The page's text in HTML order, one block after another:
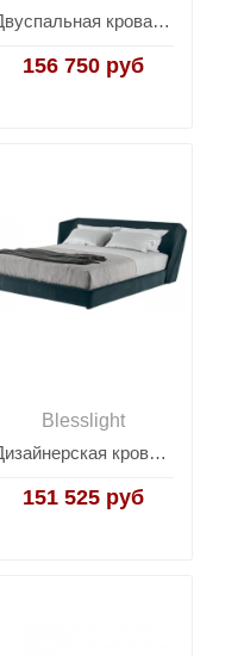
Двуспальная кровать Rever
156 750 руб
Blesslight
Дизайнерская кровать Xeni
151 525 руб